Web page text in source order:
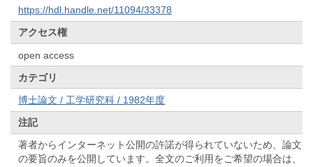
https://hdl.handle.net/11094/33378
アクセス権
open access
カテゴリ
博士論文 / 工学研究科 / 1982年度
注記
著者からインターネット公開の許諾が得られていないため、論文
の要旨のみを公開しています。全文のご利用をご希望の場合は、